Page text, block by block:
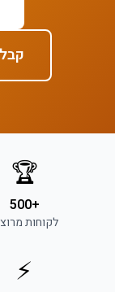
קבלו
🏆
+500
לקוחות
⚡